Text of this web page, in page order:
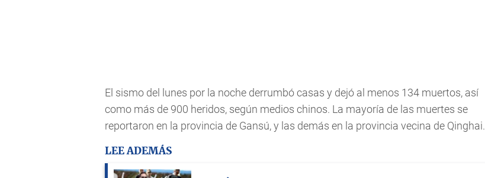
El sismo del lunes por la noche derrumbó casas y dejó al menos 134 muertos, así
como más de 900 heridos, según medios chinos. La mayoría de las muertes se
reportaron en la provincia de Gansú, y las demás en la provincia vecina de Qinghai.
LEE ADEMÁS